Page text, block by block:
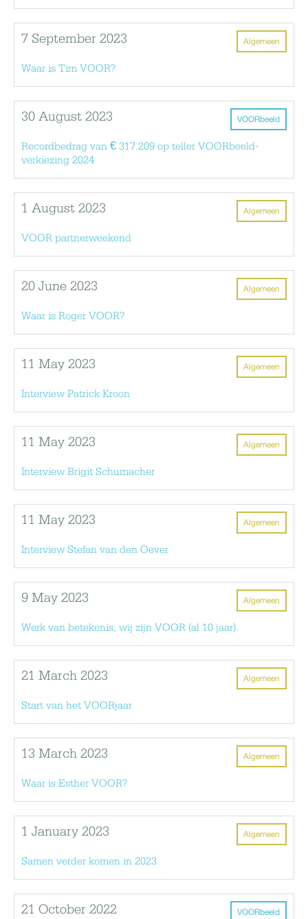
Algemeen
7 September 2023
Waar is Tim VOOR?
VOORbeeld
30 August 2023
Recordbedrag van € 317.209 op teller VOORbeeld-
verkiezing 2024
Algemeen
1 August 2023
VOOR partnerweekend
Algemeen
20 June 2023
Waar is Roger VOOR?
Algemeen
11 May 2023
Interview Patrick Kroon
Algemeen
11 May 2023
Interview Brigit Schumacher
Algemeen
11 May 2023
Interview Stefan van den Oever
Algemeen
9 May 2023
Werk van betekenis, wij zijn VOOR (al 10 jaar).
Algemeen
21 March 2023
Start van het VOORjaar
Algemeen
13 March 2023
Waar is Esther VOOR?
Algemeen
1 January 2023
Samen verder komen in 2023
VOORbeeld
21 October 2022